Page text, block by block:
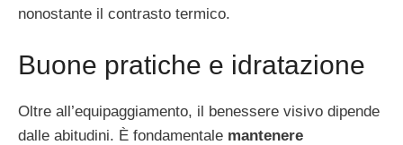
nonostante il contrasto termico.
Buone pratiche e idratazione
Oltre all’equipaggiamento, il benessere visivo dipende
dalle abitudini. È fondamentale mantenere